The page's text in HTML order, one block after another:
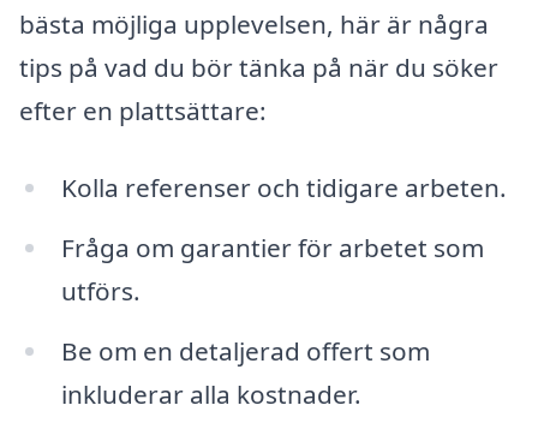
bästa möjliga upplevelsen, här är några
tips på vad du bör tänka på när du söker
efter en plattsättare:
Kolla referenser och tidigare arbeten.
Fråga om garantier för arbetet som
utförs.
Be om en detaljerad offert som
inkluderar alla kostnader.